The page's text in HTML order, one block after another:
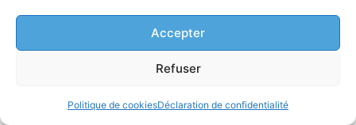
Accepter
Refuser
Politique de cookiesDéclaration de confidentialité